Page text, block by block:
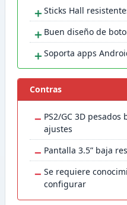
＋ Sticks Hall
＋ Buen diseño de
＋ Soporta apps
Contras
− PS2/GC 3D
ajustes
− Pantalla 3.5” baja
− Se requiere
configurar